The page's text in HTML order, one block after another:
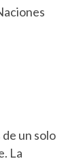
un solo
La